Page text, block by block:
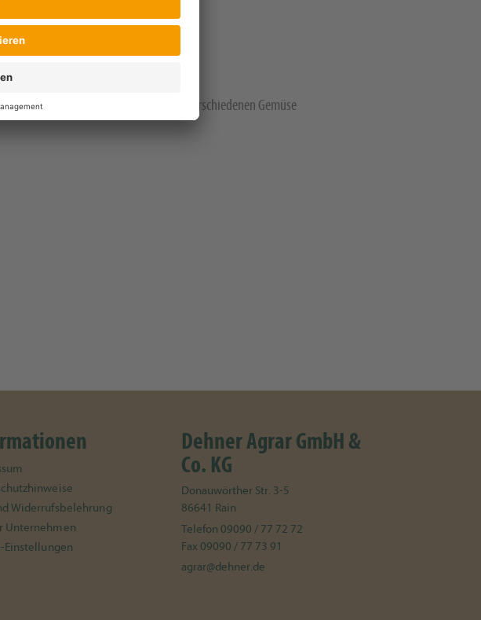
Futtererbsen, Sonnenblumen und verschiedenen Gemüse
Widerrufsbelehrung
Unternehmen
Einstellungen
Dehner Agrar GmbH &
Co. KG
Donauwörther Str. 3-5
86641 Rain
Telefon 09090 / 77 72 72
Fax 09090 / 77 73 91
agrar@dehner.de